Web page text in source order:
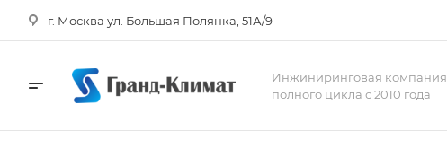
г. Москва ул. Большая Полянка, 51А/9
Инжиниринговая компания
полного цикла с 2010 года